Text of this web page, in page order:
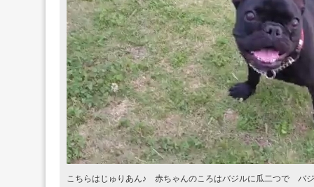
こちらはじゅりあん♪ 赤ちゃんのころはバジルに瓜二つで バ